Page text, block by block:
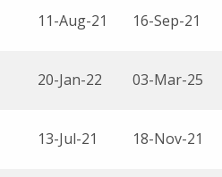
11-Aug-21 16-Sep-21
20-Jan-22 03-Mar-25
13-Jul-21 18-Nov-21